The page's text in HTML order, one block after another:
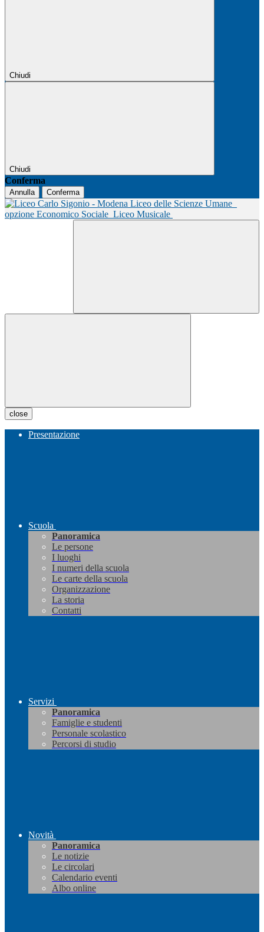
Chiudi
Chiudi
Conferma
Annulla Conferma
Liceo delle Scienze Umane
opzione Economico Sociale Liceo Musicale
close
Presentazione
Scuola
Panoramica
Le persone
I luoghi
I numeri della scuola
Le carte della scuola
Organizzazione
La storia
Contatti
Servizi
Panoramica
Famiglie e studenti
Personale scolastico
Percorsi di studio
Novità
Panoramica
Le notizie
Le circolari
Calendario eventi
Albo online